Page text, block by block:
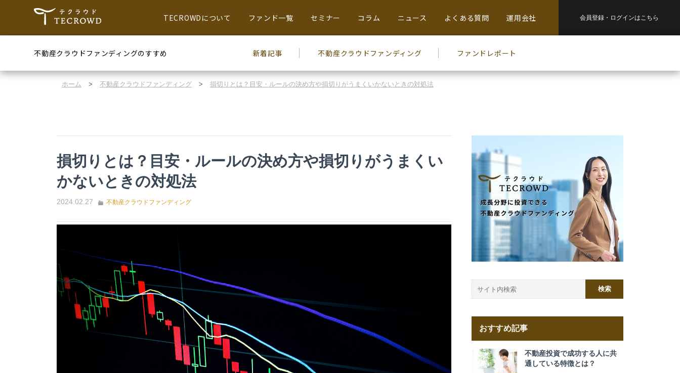
TECROWDについて ファンド一覧 セミナー コラム ニュース よくある質問 運用会社 会員登録・ ログインはこちら
不動産クラウドファンディングのすすめ 新着記事 不動産クラウドファンディング ファンドレポート
ホーム > 不動産クラウドファンディング > 損切りとは？目安・ルールの決め方や損切りがうまくいかないときの対処法
損切りとは？目安・ルールの決め方や損切りがうまくい
かないときの対処法
2024.02.27 不動産クラウドファンディング
おすすめ記事
不動産投資で成功する人に共
通している特徴とは？